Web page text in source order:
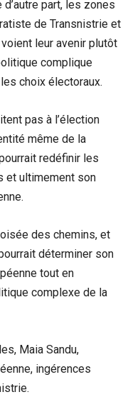
part, les zones
de Transnistrie et
leur avenir plutôt
complique
choix électoraux.
pas à l’élection
même de la
redéfinir les
et ultimement son
des chemins, et
déterminer son
tout en
complexe de la
Maia Sandu,
ingérences